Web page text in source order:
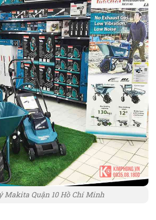
Makita Quận 10 Hồ Chí Minh